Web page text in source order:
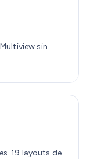
sin
19 layouts de